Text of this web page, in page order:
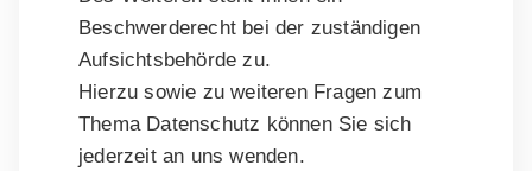
Beschwerderecht bei der zuständigen
Aufsichtsbehörde zu.
Hierzu sowie zu weiteren Fragen zum
Thema Datenschutz können Sie sich
jederzeit an uns wenden.